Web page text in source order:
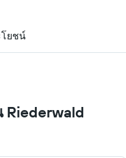
ยชน์
Riederwald